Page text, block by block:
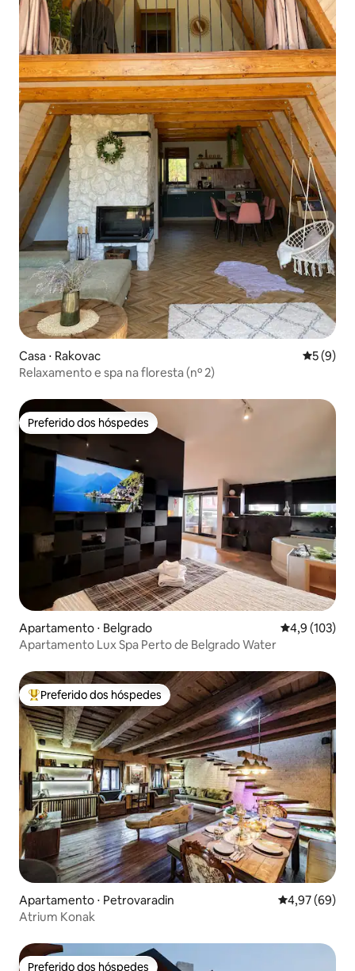
Casa ⋅ Rakovac 5 de
5 (9)
Relaxamento e spa na floresta (nº 2)
Preferido dos hóspedes
Preferido dos hóspedes
Apartamento ⋅ Belgrado 4,9 de uma
4,9 (103)
Apartamento Lux Spa Perto de Belgrado Water
Entre os melhores preferidos dos hóspedes
Preferido dos hóspedes
Apartamento ⋅ Petrovaradin 4,97 de uma
4,97 (69)
Atrium Konak
Preferido dos hóspedes